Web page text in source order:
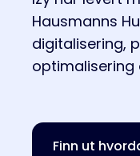
Hausmanns
digitalisering,
optimalisering
Finn ut